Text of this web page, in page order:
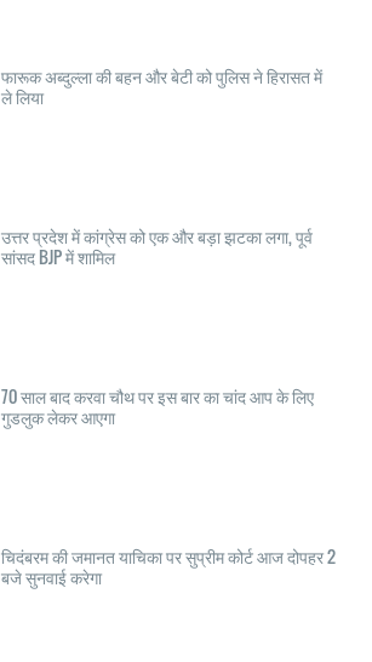
फारूक अब्दुल्ला की बहन और बेटी को पुलिस ने हिरासत में
ले लिया
उत्तर प्रदेश में कांग्रेस को एक और बड़ा झटका लगा, पूर्व
सांसद BJP में शामिल
70 साल बाद करवा चौथ पर इस बार का चांद आप के लिए
गुडलुक लेकर आएगा
चिदंबरम की जमानत याचिका पर सुप्रीम कोर्ट आज दोपहर 2
बजे सुनवाई करेगा